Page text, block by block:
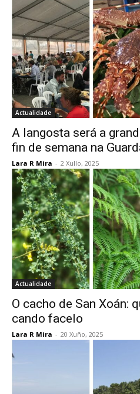
Actualidade
A langosta será a
fin de semana na
Lara R Mira - 2 Xullo, 2025
Actualidade
O cacho de San Xoán:
cando facelo
Lara R Mira - 20 Xuño, 2025